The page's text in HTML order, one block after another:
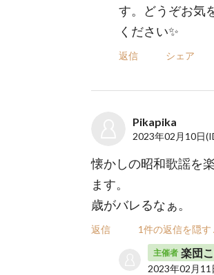
す。どうぞお気
ください✨
返信 シェア
Pikapika
2023年02月10日
懐かしの昭和歌謡を
ます。
歳がバレるなぁ。
返信 1件の返信を隠
主催者 楽団
2023年02月11